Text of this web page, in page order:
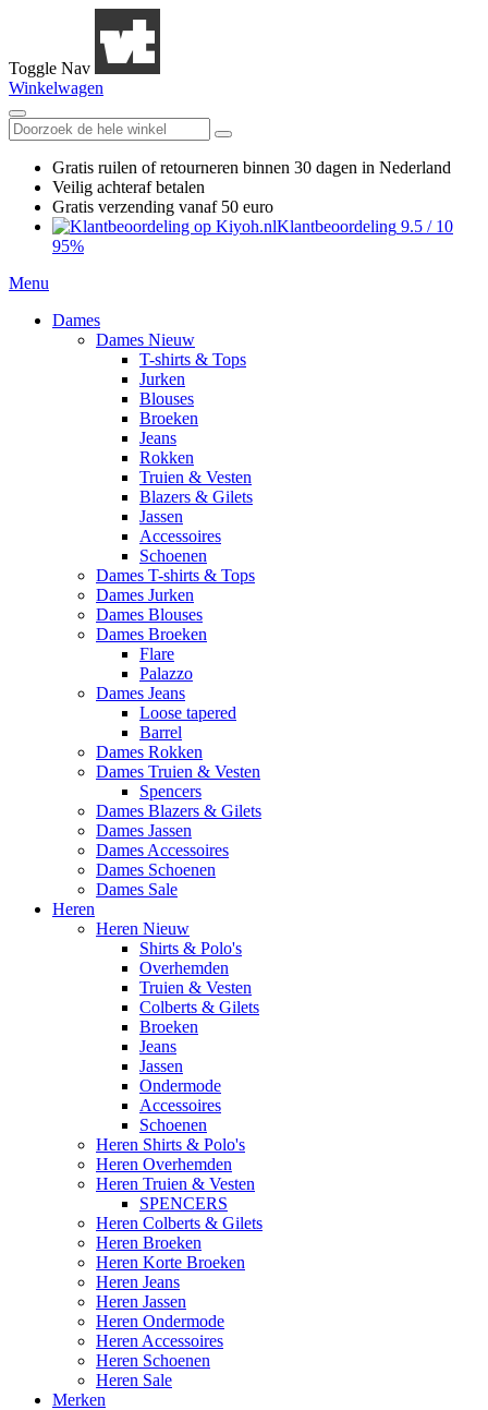
Toggle Nav
Winkelwagen
Gratis ruilen of retourneren binnen 30 dagen in Nederland
Veilig achteraf betalen
Gratis verzending vanaf 50 euro
Klantbeoordeling 9.5 / 10
95%
Menu
Dames
Dames Nieuw
T-shirts & Tops
Jurken
Blouses
Broeken
Jeans
Rokken
Truien & Vesten
Blazers & Gilets
Jassen
Accessoires
Schoenen
Dames T-shirts & Tops
Dames Jurken
Dames Blouses
Dames Broeken
Flare
Palazzo
Dames Jeans
Loose tapered
Barrel
Dames Rokken
Dames Truien & Vesten
Spencers
Dames Blazers & Gilets
Dames Jassen
Dames Accessoires
Dames Schoenen
Dames Sale
Heren
Heren Nieuw
Shirts & Polo's
Overhemden
Truien & Vesten
Colberts & Gilets
Broeken
Jeans
Jassen
Ondermode
Accessoires
Schoenen
Heren Shirts & Polo's
Heren Overhemden
Heren Truien & Vesten
SPENCERS
Heren Colberts & Gilets
Heren Broeken
Heren Korte Broeken
Heren Jeans
Heren Jassen
Heren Ondermode
Heren Accessoires
Heren Schoenen
Heren Sale
Merken